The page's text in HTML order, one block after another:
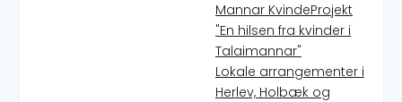
Mannar KvindeProjekt
"En hilsen fra kvinder i
Talaimannar"
Lokale arrangementer i
Herlev, Holbæk og